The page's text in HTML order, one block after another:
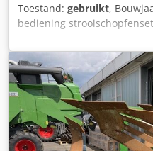
Toestand: gebruikt,
bediening
TS20 rechts, hydraulische
FlowControl ProfiSPro,
AutoTS en FlowControl
AutoTS / hoofdschijf rechts